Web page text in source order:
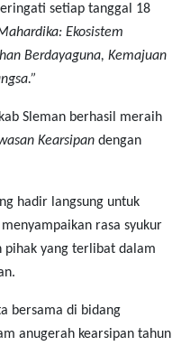
setiap tanggal 18
Ekosistem
Berdayaguna, Kemajuan
Sleman berhasil meraih
Kearsipan dengan
hadir langsung untuk
rasa syukur
pihak yang terlibat dalam
bersama di bidang
anugerah kearsipan tahun